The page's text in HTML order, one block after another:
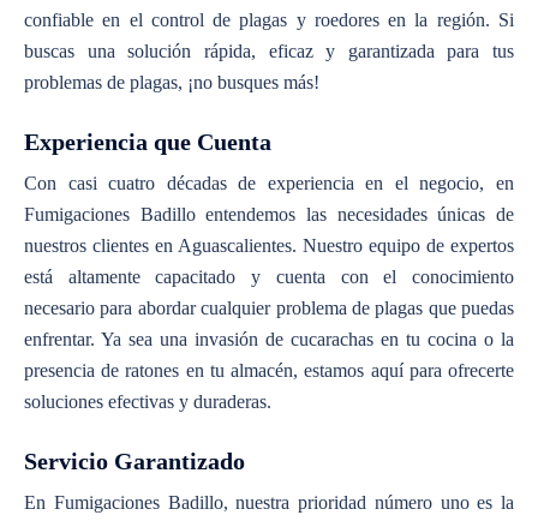
confiable en el control de plagas y roedores en la región. Si
buscas una solución rápida, eficaz y garantizada para tus
problemas de plagas, ¡no busques más!
Experiencia que Cuenta
Con casi cuatro décadas de experiencia en el negocio, en
Fumigaciones Badillo entendemos las necesidades únicas de
nuestros clientes en Aguascalientes. Nuestro equipo de expertos
está altamente capacitado y cuenta con el conocimiento
necesario para abordar cualquier problema de plagas que puedas
enfrentar. Ya sea una invasión de cucarachas en tu cocina o la
presencia de ratones en tu almacén, estamos aquí para ofrecerte
soluciones efectivas y duraderas.
Servicio Garantizado
En Fumigaciones Badillo, nuestra prioridad número uno es la